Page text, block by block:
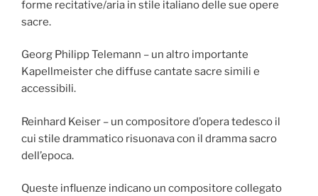
forme recitative/aria in stile italiano delle sue opere
sacre.
Georg Philipp Telemann – un altro importante
Kapellmeister che diffuse cantate sacre simili e
accessibili.
Reinhard Keiser – un compositore d’opera tedesco il
cui stile drammatico risuonava con il dramma sacro
dell’epoca.
Queste influenze indicano un compositore collegato